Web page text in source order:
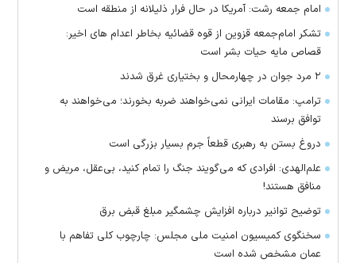
امام جمعه رشت: آمریکا در حال فرار ذلیلانه از منطقه است
تشکر امام‌جمعه قزوین از قوه قضائیه بخاطر اعدام های اخیر:
قصاص مایه حیات بشر است
۲ مرد جوان در چهارمحال و بختیاری غرق شدند
ترامپ: مقامات ایرانی نمی‌خواهند ضربه بخورند؛ می‌خواهند به
توافق برسند
دروغ بستن به رهبری قطعاً جرم بسیار بزرگی است
علم‌الهدی: افرادی که می‌گویند جنگ را تمام کنید، بی‌عقل، مریض و
منافق هستند!
توضیح توانیر درباره افزایش چشمگیر مبلغ قبض برق
سخنگوی کمیسیون امنیت ملی مجلس: چارچوب کلی تفاهم با
عمان مشخص شده است